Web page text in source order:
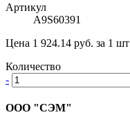
Артикул
A9S60391
Цена 1 924.14 руб. за 1 шт
Количество
-
ООО "СЭМ"